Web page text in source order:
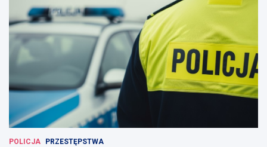
POLICJA PRZESTĘPSTWA